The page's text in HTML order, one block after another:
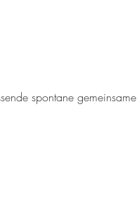
spontane gemeinsame